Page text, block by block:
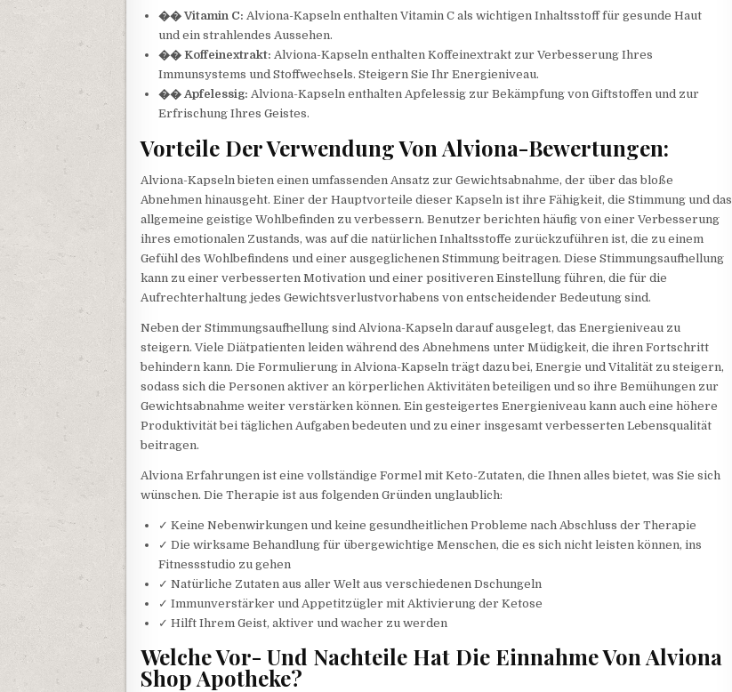
�� Vitamin C: Alviona-Kapseln enthalten Vitamin C als wichtigen Inhaltsstoff für gesunde Haut
und ein strahlendes Aussehen.
�� Koffeinextrakt: Alviona-Kapseln enthalten Koffeinextrakt zur Verbesserung Ihres
Immunsystems und Stoffwechsels. Steigern Sie Ihr Energieniveau.
�� Apfelessig: Alviona-Kapseln enthalten Apfelessig zur Bekämpfung von Giftstoffen und zur
Erfrischung Ihres Geistes.
Vorteile Der Verwendung Von Alviona-Bewertungen:
Alviona-Kapseln bieten einen umfassenden Ansatz zur Gewichtsabnahme, der über das bloße
Abnehmen hinausgeht. Einer der Hauptvorteile dieser Kapseln ist ihre Fähigkeit, die Stimmung und das
allgemeine geistige Wohlbefinden zu verbessern. Benutzer berichten häufig von einer Verbesserung
ihres emotionalen Zustands, was auf die natürlichen Inhaltsstoffe zurückzuführen ist, die zu einem
Gefühl des Wohlbefindens und einer ausgeglichenen Stimmung beitragen. Diese Stimmungsaufhellung
kann zu einer verbesserten Motivation und einer positiveren Einstellung führen, die für die
Aufrechterhaltung jedes Gewichtsverlustvorhabens von entscheidender Bedeutung sind.
Neben der Stimmungsaufhellung sind Alviona-Kapseln darauf ausgelegt, das Energieniveau zu
steigern. Viele Diätpatienten leiden während des Abnehmens unter Müdigkeit, die ihren Fortschritt
behindern kann. Die Formulierung in Alviona-Kapseln trägt dazu bei, Energie und Vitalität zu steigern,
sodass sich die Personen aktiver an körperlichen Aktivitäten beteiligen und so ihre Bemühungen zur
Gewichtsabnahme weiter verstärken können. Ein gesteigertes Energieniveau kann auch eine höhere
Produktivität bei täglichen Aufgaben bedeuten und zu einer insgesamt verbesserten Lebensqualität
beitragen.
Alviona Erfahrungen ist eine vollständige Formel mit Keto-Zutaten, die Ihnen alles bietet, was Sie sich
wünschen. Die Therapie ist aus folgenden Gründen unglaublich:
✓ Keine Nebenwirkungen und keine gesundheitlichen Probleme nach Abschluss der Therapie
✓ Die wirksame Behandlung für übergewichtige Menschen, die es sich nicht leisten können, ins
Fitnessstudio zu gehen
✓ Natürliche Zutaten aus aller Welt aus verschiedenen Dschungeln
✓ Immunverstärker und Appetitzügler mit Aktivierung der Ketose
✓ Hilft Ihrem Geist, aktiver und wacher zu werden
Welche Vor- Und Nachteile Hat Die Einnahme Von Alviona
Shop Apotheke?